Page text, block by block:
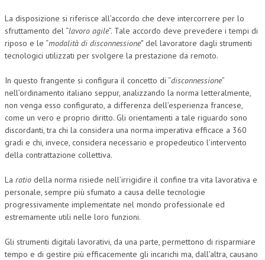
La disposizione si riferisce all’accordo che deve intercorrere per lo
sfruttamento del “lavoro agile”. Tale accordo deve prevedere i tempi di
riposo e le “modalità di disconnessione”del lavoratore dagli strumenti
tecnologici utilizzati per svolgere la prestazione da remoto.
In questo frangente si configura il concetto di “disconnessione”
nell’ordinamento italiano seppur, analizzando la norma letteralmente,
non venga esso configurato, a differenza dell’esperienza francese,
come un vero e proprio diritto. Gli orientamenti a tale riguardo sono
discordanti, tra chi la considera una norma imperativa efficace a 360
gradi e chi, invece, considera necessario e propedeutico l’intervento
della contrattazione collettiva.
La ratio della norma risiede nell’irrigidire il confine tra vita lavorativa e
personale, sempre più sfumato a causa delle tecnologie
progressivamente implementate nel mondo professionale ed
estremamente utili nelle loro funzioni.
Gli strumenti digitali lavorativi, da una parte, permettono di risparmiare
tempo e di gestire più efficacemente gli incarichi ma, dall’altra, causano